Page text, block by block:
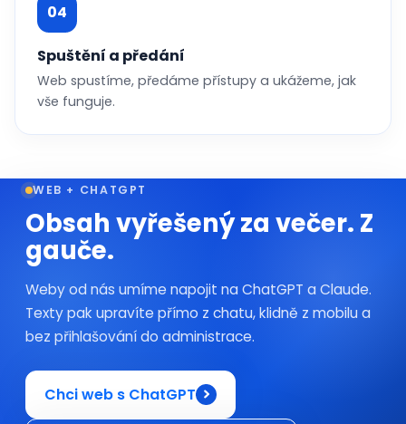
04
Spuštění a předání
Web spustíme, předáme přístupy a ukážeme, jak
vše funguje.
WEB + CHATGPT
Obsah vyřešený za večer. Z
gauče.
Weby od nás umíme napojit na ChatGPT a Claude.
Texty pak upravíte přímo z chatu, klidně z mobilu a
bez přihlašování do administrace.
Chci web s ChatGPT